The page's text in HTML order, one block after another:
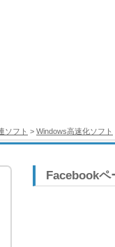
ソフト > Windows高速化ソフト
Facebookペ